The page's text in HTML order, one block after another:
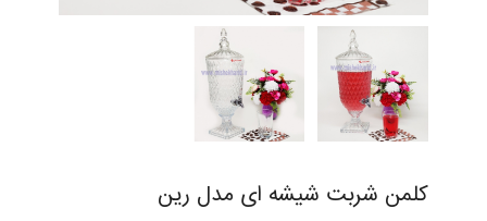
کلمن شربت شیشه ای مدل رین